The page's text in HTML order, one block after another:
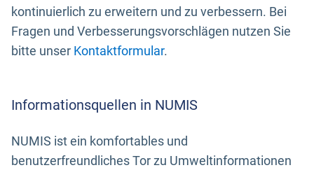
kontinuierlich zu erweitern und zu verbessern. Bei
Fragen und Verbesserungsvorschlägen nutzen Sie
bitte unser Kontaktformular.
Informationsquellen in NUMIS
NUMIS ist ein komfortables und
benutzerfreundliches Tor zu Umweltinformationen